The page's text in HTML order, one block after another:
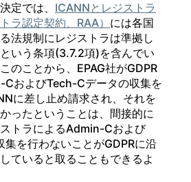
定では、 ICANNとレジストラ
ラ認定契約、RAA） には各国
法規制にレジストラは準拠し
いう条項(3.7.2項)を含んでい
のことから、EPAG社がGDPR
CおよびTech-Cデータの収集を
に差し止め請求され、それを
ったということは、間接的に
トラによるAdmin-Cおよび
を行わないことがGDPRに沿
ていると取ることもできるよ